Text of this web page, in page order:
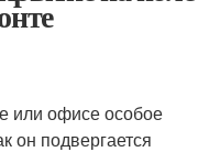
или офисе особое
он подвергается